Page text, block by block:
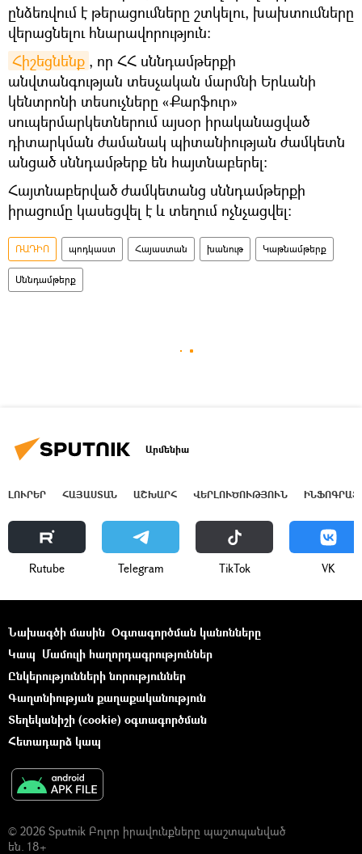
ընձեռվում է թերացումները շտկելու, խախտումները
վերացնելու հնարավորություն։
Հիշեցնենք , որ ՀՀ սննդամթերքի
անվտանգության տեսչական մարմնի Երևանի
կենտրոնի տեսուչները «Քարֆուր»
սուպերմարկետներում այսօր իրականացված
դիտարկման ժամանակ պիտանիության ժամկետն
անցած սննդամթերք են հայտնաբերել։
Հայտնաբերված ժամկետանց սննդամթերքի
իրացումը կասեցվել է և տեղում ոչնչացվել:
ՌԱԴԻՈ պոդկաստ Հայաստան խանութ Կաթնամթերք
Սննդամթերք
Արմենիա
ԼՈՒՐԵՐ ՀԱՅԱՍՏԱՆ ԱՇԽԱՐՀ ՎԵՐԼՈՒԾՈՒԹՅՈՒՆ
Rutube Telegram ТikТоk VK
Նախագծի մասին Օգտագործման կանոնները
Կապ Մամուլի հաղորդագրություններ
Ընկերությունների նորություններ
Գաղտնիության քաղաքականություն
Տեղեկանիշի (cookie) օգտագործման
Հետադարձ կապ
© 2026 Sputnik Բոլոր իրավունքները պաշտպանված
են. 18+